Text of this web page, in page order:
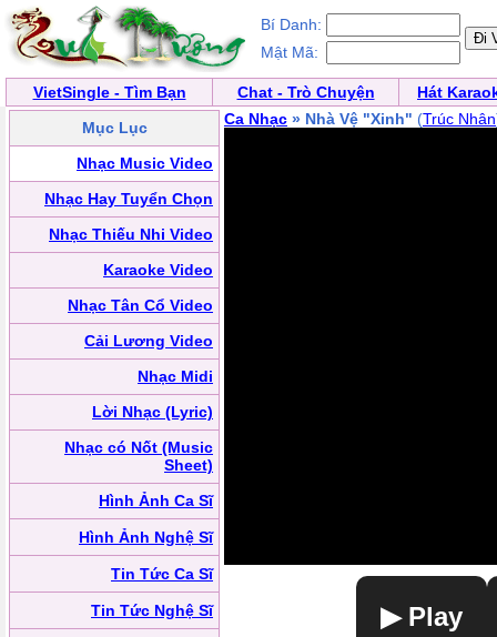
Bí Danh:
Mật Mã:
VietSingle - Tìm Bạn Chat - Trò Chuyện
Hát
Mục Lục
Nhạc Music Video
Nhạc Hay Tuyển Chọn
Nhạc Thiếu Nhi Video
Karaoke Video
Nhạc Tân Cổ Video
Cải Lương Video
Nhạc Midi
Lời Nhạc (Lyric)
Nhạc có Nốt (Music
Sheet)
Hình Ảnh Ca Sĩ
Hình Ảnh Nghệ Sĩ
Tin Tức Ca Sĩ
Tin Tức Nghệ Sĩ
Ca Nhạc » Nhà Vệ "Xinh" (Trúc Nhân
▶ Play